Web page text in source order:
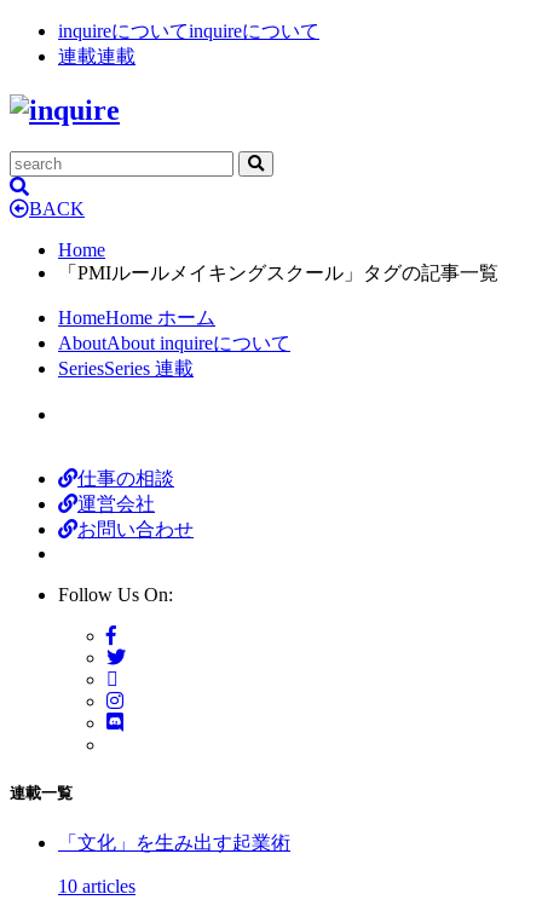
inquireについてinquireについて
連載連載
BACK
Home
「PMIルールメイキングスクール」タグの記事一覧
HomeHome ホーム
AboutAbout inquireについて
SeriesSeries 連載
仕事の相談
運営会社
お問い合わせ
Follow Us On:
連載一覧
「文化」を生み出す起業術
10 articles